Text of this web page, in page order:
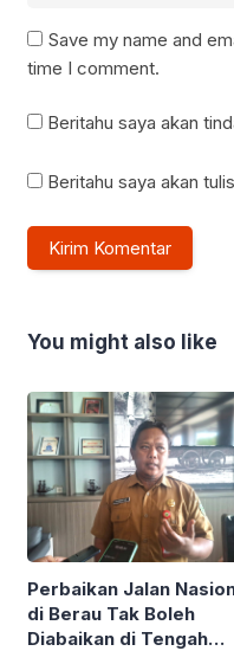
Save my name and
time I comment.
Beritahu saya akan
Beritahu saya akan
You might also like
Perbaikan Jalan
di Berau Tak Boleh
Diabaikan di Tengah